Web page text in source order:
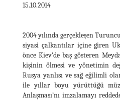
15.10.2014
2004 yılında gerçekleşen
siyasi çalkantılar içine giren
önce Kiev’de baş gösteren
kişinin ölmesi ve yönetimin
Rusya yanlısı ve sağ eğilimli
ile yıllar boyu yürüttüğü
Anlaşması’nı imzalamayı